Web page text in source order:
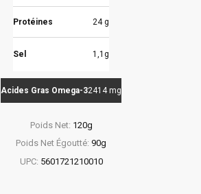
Protéines 24 g
Sel 1,1g
Acides Gras Omega-32414 mg
Poids Net: 120g
Poids Net Égoutté: 90g
UPC: 5601721210010